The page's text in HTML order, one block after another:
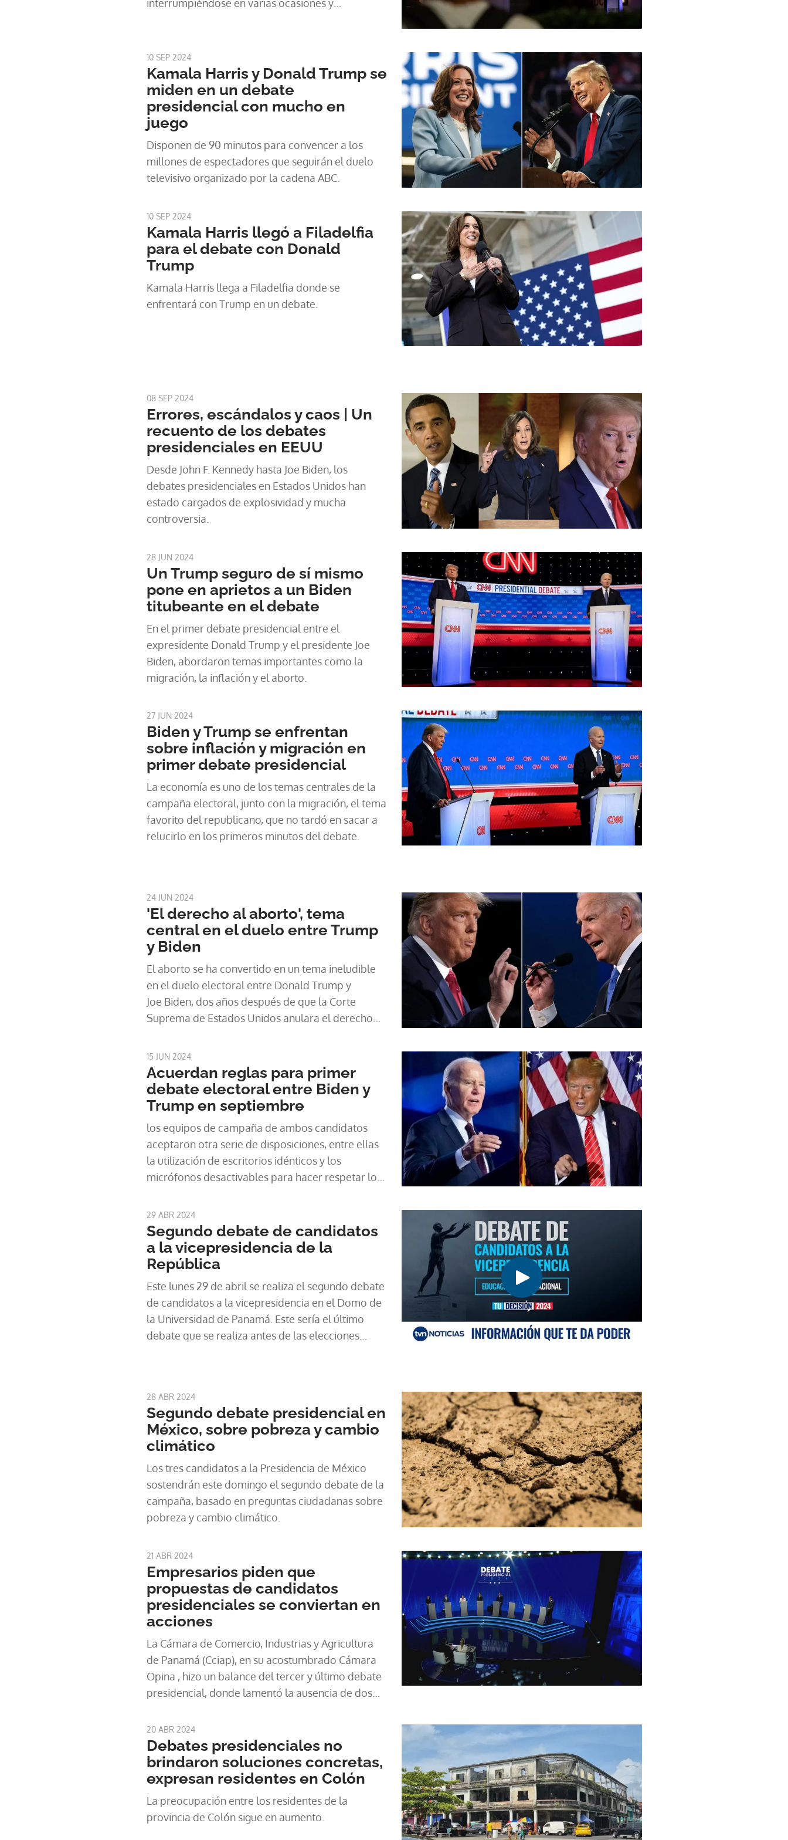
interrumpiéndose en varias ocasiones y
10 SEP 2024
Kamala Harris y Donald Trump se
miden en un debate
presidencial con mucho en
juego
Disponen de 90 minutos para convencer a los
millones de espectadores que seguirán el duelo
televisivo organizado por la cadena ABC.
10 SEP 2024
Kamala Harris llegó a Filadelfia
para el debate con Donald
Trump
Kamala Harris llega a Filadelfia donde se
enfrentará con Trump en un debate.
08 SEP 2024
Errores, escándalos y caos | Un
recuento de los debates
presidenciales en EEUU
Desde John F. Kennedy hasta Joe Biden, los
debates presidenciales en Estados Unidos han
estado cargados de explosividad y mucha
controversia.
28 JUN 2024
Un Trump seguro de sí mismo
pone en aprietos a un Biden
titubeante en el debate
En el primer debate presidencial entre el
expresidente Donald Trump y el presidente Joe
Biden, abordaron temas importantes como la
migración, la inflación y el aborto.
27 JUN 2024
Biden y Trump se enfrentan
sobre inflación y migración en
primer debate presidencial
La economía es uno de los temas centrales de la
campaña electoral, junto con la migración, el tema
favorito del republicano, que no tardó en sacar a
relucirlo en los primeros minutos del debate.
24 JUN 2024
'El derecho al aborto', tema
central en el duelo entre Trump
y Biden
El aborto se ha convertido en un tema ineludible
en el duelo electoral entre Donald Trump y
Joe Biden, dos años después de que la Corte
Suprema de Estados Unidos anulara el derecho
15 JUN 2024
Acuerdan reglas para primer
debate electoral entre Biden y
Trump en septiembre
los equipos de campaña de ambos candidatos
aceptaron otra serie de disposiciones, entre ellas
la utilización de escritorios idénticos y los
micrófonos desactivables para hacer respetar los
29 ABR 2024
Segundo debate de candidatos
a la vicepresidencia de la
República
Este lunes 29 de abril se realiza el segundo debate
de candidatos a la vicepresidencia en el Domo de
la Universidad de Panamá. Este sería el último
debate que se realiza antes de las elecciones
28 ABR 2024
Segundo debate presidencial en
México, sobre pobreza y cambio
climático
Los tres candidatos a la Presidencia de México
sostendrán este domingo el segundo debate de la
campaña, basado en preguntas ciudadanas sobre
pobreza y cambio climático.
21 ABR 2024
Empresarios piden que
propuestas de candidatos
presidenciales se conviertan en
acciones
La Cámara de Comercio, Industrias y Agricultura
de Panamá (Cciap), en su acostumbrado Cámara
Opina , hizo un balance del tercer y último debate
presidencial, donde lamentó la ausencia de dos
de la República , convierta sus propuestas en
acciones desde el primer día de su gobierno.
20 ABR 2024
Debates presidenciales no
brindaron soluciones concretas,
expresan residentes en Colón
La preocupación entre los residentes de la
provincia de Colón sigue en aumento.